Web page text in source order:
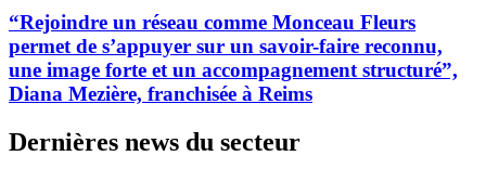
“Rejoindre un réseau comme Monceau Fleurs
permet de s’appuyer sur un savoir-faire reconnu,
une image forte et un accompagnement structuré”,
Diana Mezière, franchisée à Reims
Dernières news du secteur